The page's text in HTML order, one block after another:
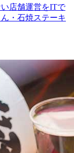
店舗運営をITで
・石焼ステーキ